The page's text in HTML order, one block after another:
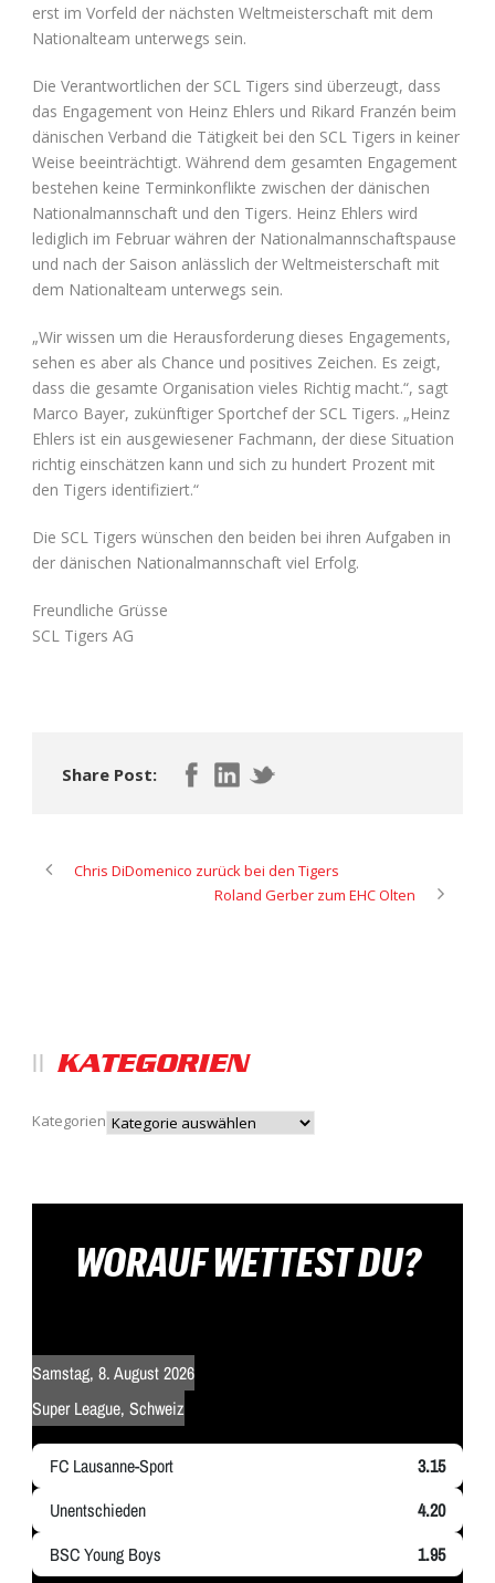
erst im Vorfeld der nächsten Weltmeisterschaft mit dem
Nationalteam unterwegs sein.
Die Verantwortlichen der SCL Tigers sind überzeugt, dass
das Engagement von Heinz Ehlers und Rikard Franzén beim
dänischen Verband die Tätigkeit bei den SCL Tigers in keiner
Weise beeinträchtigt. Während dem gesamten Engagement
bestehen keine Terminkonflikte zwischen der dänischen
Nationalmannschaft und den Tigers. Heinz Ehlers wird
lediglich im Februar währen der Nationalmannschaftspause
und nach der Saison anlässlich der Weltmeisterschaft mit
dem Nationalteam unterwegs sein.
„Wir wissen um die Herausforderung dieses Engagements,
sehen es aber als Chance und positives Zeichen. Es zeigt,
dass die gesamte Organisation vieles Richtig macht.“, sagt
Marco Bayer, zukünftiger Sportchef der SCL Tigers. „Heinz
Ehlers ist ein ausgewiesener Fachmann, der diese Situation
richtig einschätzen kann und sich zu hundert Prozent mit
den Tigers identifiziert.“
Die SCL Tigers wünschen den beiden bei ihren Aufgaben in
der dänischen Nationalmannschaft viel Erfolg.
Freundliche Grüsse
SCL Tigers AG
Share Post:
Chris DiDomenico zurück bei den Tigers
Roland Gerber zum EHC Olten
KATEGORIEN
Kategorien